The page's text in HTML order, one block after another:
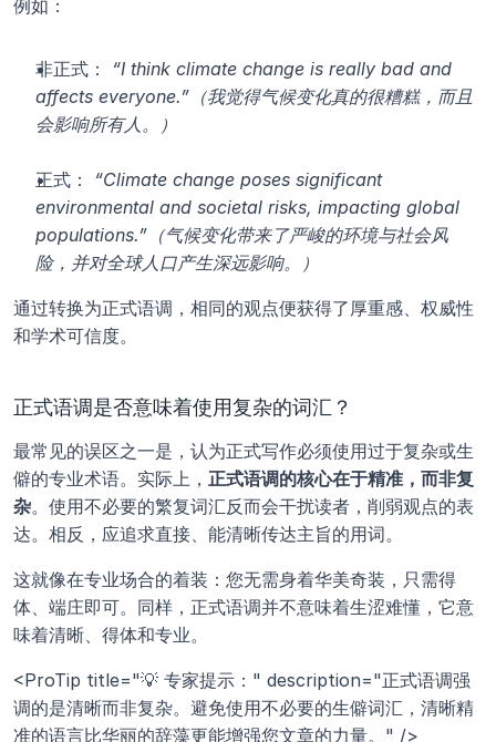
例如：
非正式： “I think climate change is really bad and
affects everyone.”（我觉得气候变化真的很糟糕，而且
会影响所有人。）
正式： “Climate change poses significant
environmental and societal risks, impacting global
populations.”（气候变化带来了严峻的环境与社会风
险，并对全球人口产生深远影响。）
通过转换为正式语调，相同的观点便获得了厚重感、权威性
和学术可信度。
正式语调是否意味着使用复杂的词汇？
最常见的误区之一是，认为正式写作必须使用过于复杂或生
僻的专业术语。实际上， 正式语调的核心在于精准，而非复
杂。使用不必要的繁复词汇反而会干扰读者，削弱观点的表
达。相反，应追求直接、能清晰传达主旨的用词。
这就像在专业场合的着装：您无需身着华美奇装，只需得
体、端庄即可。同样，正式语调并不意味着生涩难懂，它意
味着清晰、得体和专业。
<ProTip title="💡 专家提示：" description="正式语调强
调的是清晰而非复杂。避免使用不必要的生僻词汇，清晰精
准的语言比华丽的辞藻更能增强您文章的力量。" />